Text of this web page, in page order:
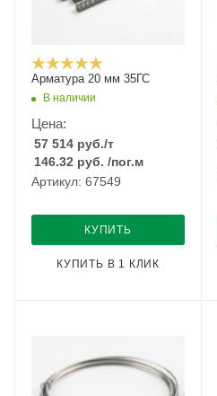
Арматура 20 мм 35ГС
В наличии
Цена:
57 514 руб./т
146.32 руб. /пог.м
Артикул: 67549
КУПИТЬ
КУПИТЬ В 1 КЛИК